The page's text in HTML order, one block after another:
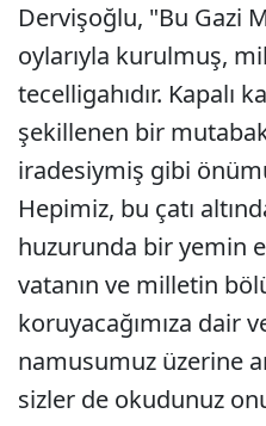
Dervişoğlu, "Bu Gazi
oylarıyla kurulmuş,
tecelligahıdır. Kapalı
şekillenen bir
iradesiymiş gibi
Hepimiz, bu çatı
huzurunda bir yemin
vatanın ve milletin
koruyacağımıza dair
namusumuz üzerine
sizler de okudunuz